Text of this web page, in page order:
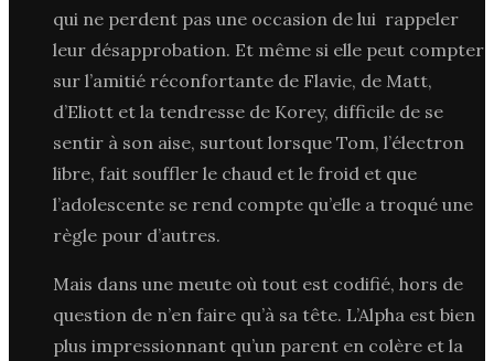
qui ne perdent pas une occasion de lui rappeler
leur désapprobation. Et même si elle peut compter
sur l’amitié réconfortante de Flavie, de Matt,
d’Eliott et la tendresse de Korey, difficile de se
sentir à son aise, surtout lorsque Tom, l’électron
libre, fait souffler le chaud et le froid et que
l’adolescente se rend compte qu’elle a troqué une
règle pour d’autres.
Mais dans une meute où tout est codifié, hors de
question de n’en faire qu’à sa tête. L’Alpha est bien
plus impressionnant qu’un parent en colère et la